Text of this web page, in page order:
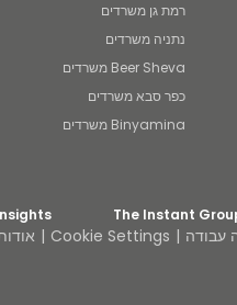
רמת גן משרדים
נתניה משרדים
Beer Sheva משרדים
כפר סבא משרדים
Binyamina משרדים
The Instant
עבודה Cookie Settings